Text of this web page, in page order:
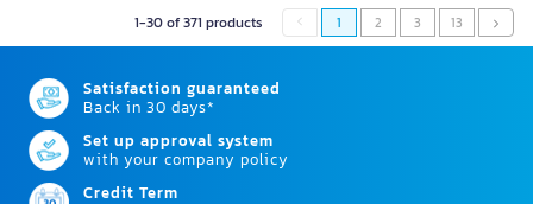
1-30 of 371 products 1 2 3 13
Satisfaction guaranteed
Back in 30 days*
Set up approval system
with your company policy
Credit Term